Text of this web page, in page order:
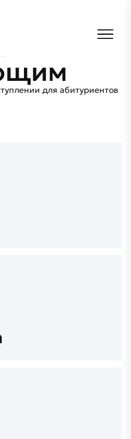
для абитуриентов